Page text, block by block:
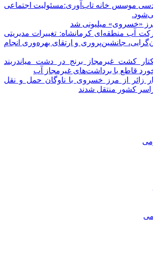
موسس خانه تاب‌آوری:مسئولیت اجتماعی
«خسروی» میلیونی شد
آب منطقه‌ای کرمانشاه: تغییرات مدیریتی
جانشین‌پروری و ارتقای بهره‌وری انجام
۱۰ هکتار کشت غیرمجاز برنج در دشت میاندربند
قاطع با برداشت‌های غیرمجاز آب
۵ هزار زائر از مرز خسروی با ناوگان حمل‌ و نقل
کشور منتقل شدند